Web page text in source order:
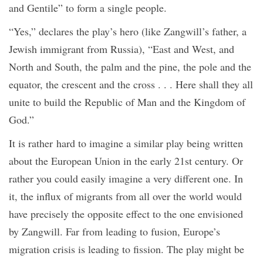
and Gentile” to form a single people.
“Yes,” declares the play’s hero (like Zangwill’s father, a
Jewish immigrant from Russia), “East and West, and
North and South, the palm and the pine, the pole and the
equator, the crescent and the cross . . . Here shall they all
unite to build the Republic of Man and the Kingdom of
God.”
It is rather hard to imagine a similar play being written
about the European Union in the early 21st century. Or
rather you could easily imagine a very different one. In
it, the influx of migrants from all over the world would
have precisely the opposite effect to the one envisioned
by Zangwill. Far from leading to fusion, Europe’s
migration crisis is leading to fission. The play might be